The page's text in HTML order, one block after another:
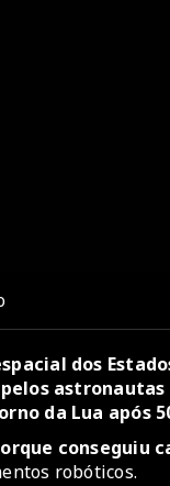
dos
astronautas
da Lua após
conseguiu
robóticos.